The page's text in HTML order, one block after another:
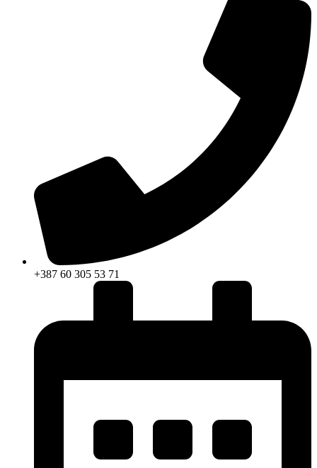
+387 60 305 53 71